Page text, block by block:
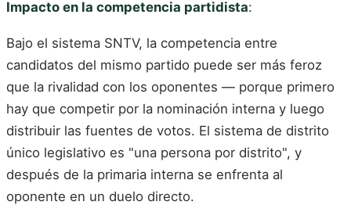
Impacto en la competencia partidista:
Bajo el sistema SNTV, la competencia entre
candidatos del mismo partido puede ser más feroz
que la rivalidad con los oponentes — porque primero
hay que competir por la nominación interna y luego
distribuir las fuentes de votos. El sistema de distrito
único legislativo es "una persona por distrito", y
después de la primaria interna se enfrenta al
oponente en un duelo directo.